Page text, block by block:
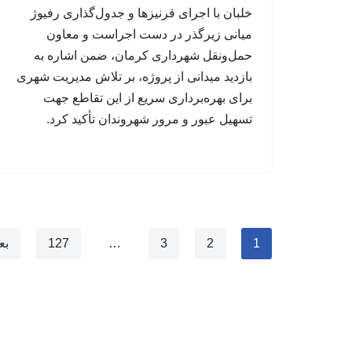
خلبان با اجرای قرنیزها و جدول‌گذاری رفیوژ
میانی زیرگذر در دست اجراست و معاون
حمل‌ونقل شهرداری کرمان، ضمن اشاره به
بازدید میدانی از پروژه، بر تلاش مدیریت شهری
برای بهره‌برداری سریع از این تقاطع جهت
تسهیل عبور و مرور شهروندان تأکید کرد.
1
2
3
…
127